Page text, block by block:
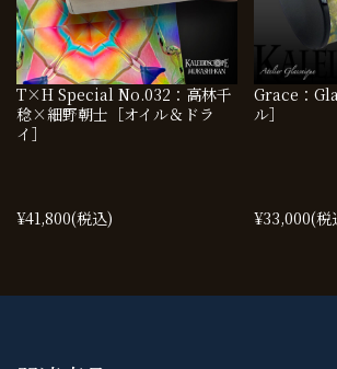
T×H Special No.032：高林千
稔×細野朝士［オイル＆ドラ
イ］
¥41,800(税込)
Grace：
ル］
¥33,000(税